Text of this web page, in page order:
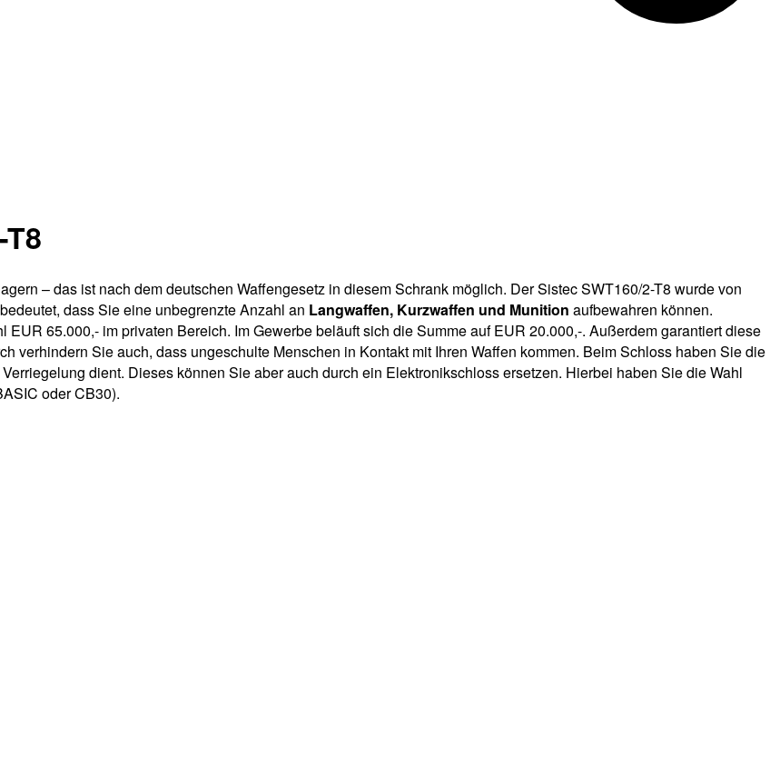
– das ist nach dem deutschen Waffengesetz in diesem Schrank möglich. Der Sistec SWT160/2-T8 wurde von
dass Sie eine unbegrenzte Anzahl an Langwaffen, Kurzwaffen und Munition aufbewahren können.
65.000,- im privaten Bereich. Im Gewerbe beläuft sich die Summe auf EUR 20.000,-. Außerdem garantiert diese
verhindern Sie auch, dass ungeschulte Menschen in Kontakt mit Ihren Waffen kommen. Beim Schloss haben Sie die
dient. Dieses können Sie aber auch durch ein Elektronikschloss ersetzen. Hierbei haben Sie die Wahl
oder CB30).